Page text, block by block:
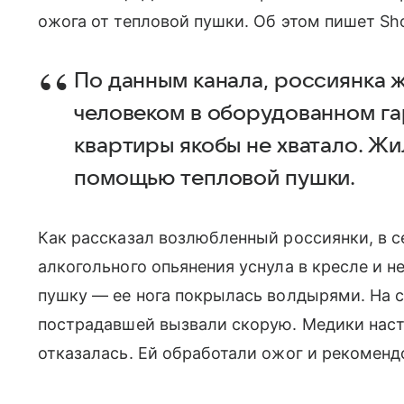
ожога от тепловой пушки. Об этом пишет
По данным канала, россиянка
человеком в оборудованном
квартиры якобы не хватало.
помощью тепловой пушки.
Как рассказал возлюбленный россиянки, в
алкогольного опьянения уснула в кресле и
пушку — ее нога покрылась волдырями. На
пострадавшей вызвали скорую. Медики
отказалась. Ей обработали ожог и